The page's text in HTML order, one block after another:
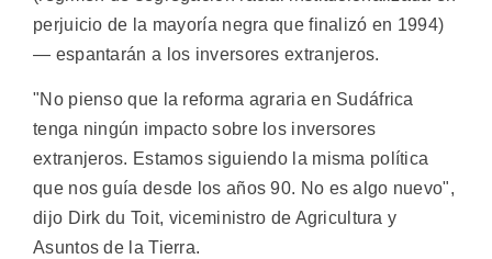
perjuicio de la mayoría negra que finalizó en 1994)
— espantarán a los inversores extranjeros.
"No pienso que la reforma agraria en Sudáfrica
tenga ningún impacto sobre los inversores
extranjeros. Estamos siguiendo la misma política
que nos guía desde los años 90. No es algo nuevo",
dijo Dirk du Toit, viceministro de Agricultura y
Asuntos de la Tierra.